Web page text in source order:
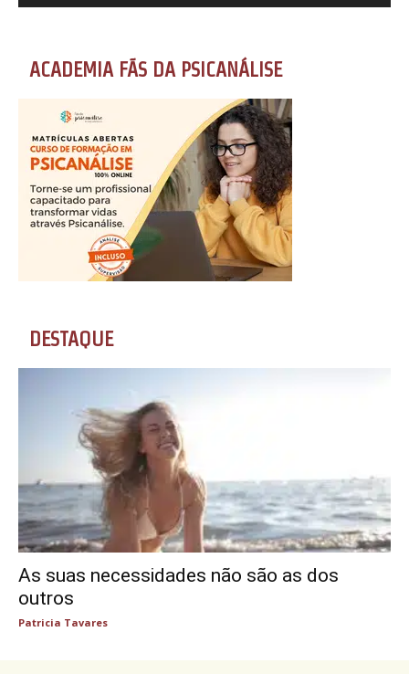
ACADEMIA FÃS DA PSICANÁLISE
DESTAQUE
As suas necessidades não são as dos
outros
Patricia Tavares